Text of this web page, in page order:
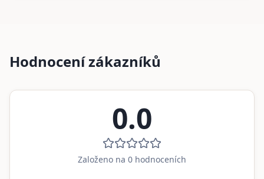
Hodnocení zákazníků
0.0
Založeno na 0 hodnoceních